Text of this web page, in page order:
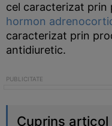
cel caracterizat prin
hormon
caracterizat prin
antidiuretic.
Cuprins articol